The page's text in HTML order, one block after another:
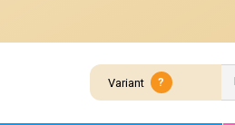
Variant ?